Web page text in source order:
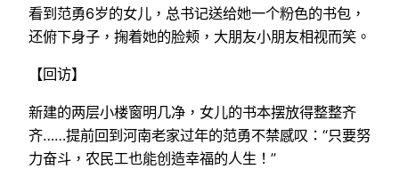
看到范勇6岁的女儿，总书记送给她一个粉色的书包，
还俯下身子，掬着她的脸颊，大朋友小朋友相视而笑。
【回访】
新建的两层小楼窗明几净，女儿的书本摆放得整整齐
齐……提前回到河南老家过年的范勇不禁感叹：“只要努
力奋斗，农民工也能创造幸福的人生！”